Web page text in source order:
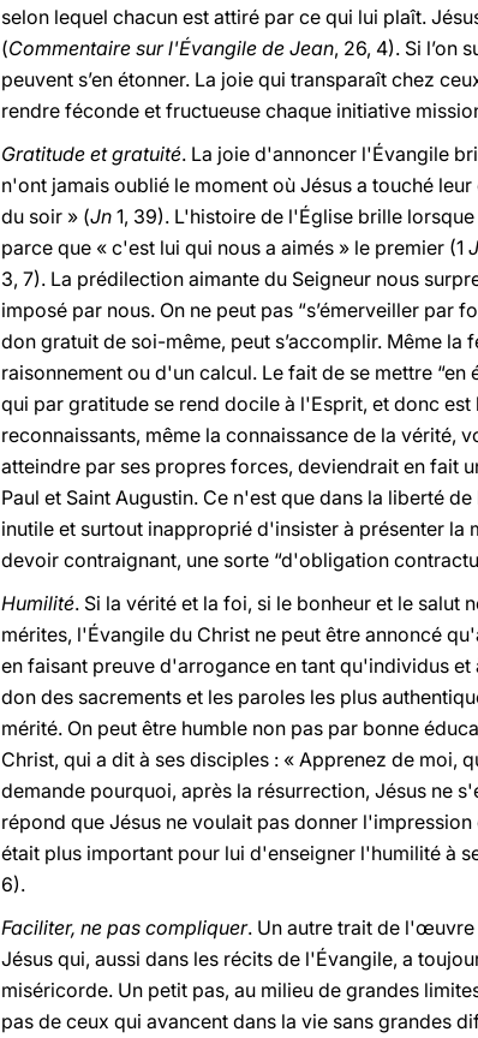
selon lequel chacun est attiré par ce qui lui plaît.
(Commentaire sur l'Évangile de Jean, 26, 4). Si l’on
peuvent s’en étonner. La joie qui transparaît chez
rendre féconde et fructueuse chaque initiative
Gratitude et gratuité. La joie d'annoncer l'Évangile
n'ont jamais oublié le moment où Jésus a touché
du soir » (Jn 1, 39). L'histoire de l'Église brille
parce que « c'est lui qui nous a aimés » le premier (1
3, 7). La prédilection aimante du Seigneur nous
imposé par nous. On ne peut pas “s’émerveiller par
don gratuit de soi-même, peut s’accomplir. Même
raisonnement ou d'un calcul. Le fait de se mettre
qui par gratitude se rend docile à l'Esprit, et donc
reconnaissants, même la connaissance de la vérité,
atteindre par ses propres forces, deviendrait en fait
Paul et Saint Augustin. Ce n'est que dans la liberté
inutile et surtout inapproprié d'insister à présenter
devoir contraignant, une sorte “d'obligation
Humilité. Si la vérité et la foi, si le bonheur et le
mérites, l'Évangile du Christ ne peut être annoncé
en faisant preuve d'arrogance en tant qu'individus
don des sacrements et les paroles les plus
mérité. On peut être humble non pas par bonne
Christ, qui a dit à ses disciples : « Apprenez de moi,
demande pourquoi, après la résurrection, Jésus ne
répond que Jésus ne voulait pas donner
était plus important pour lui d'enseigner l'humilité à
6).
Faciliter, ne pas compliquer. Un autre trait de l'œuvre
Jésus qui, aussi dans les récits de l'Évangile, a
miséricorde. Un petit pas, au milieu de grandes
pas de ceux qui avancent dans la vie sans grandes